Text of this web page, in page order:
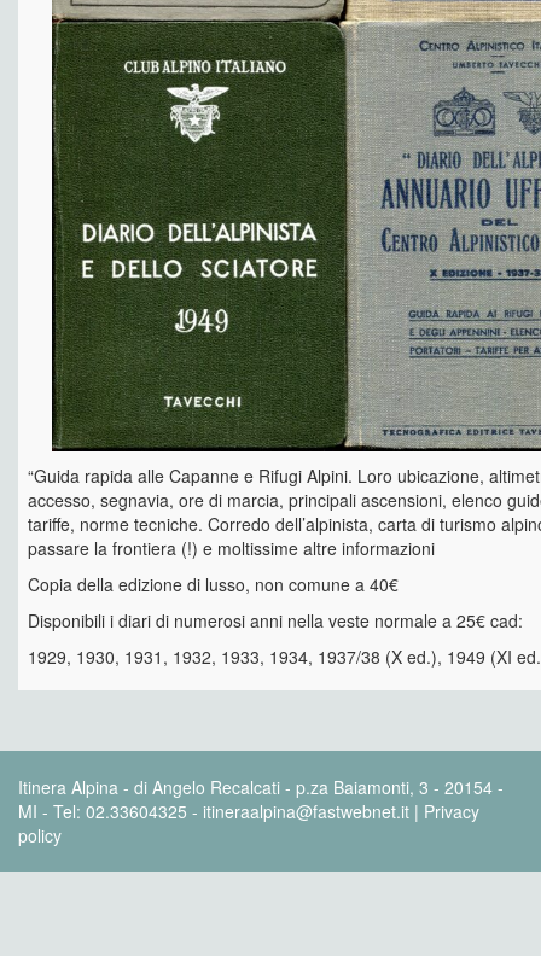
“Guida rapida alle Capanne e Rifugi Alpini. Loro ubicazione,
accesso, segnavia, ore di marcia, principali ascensioni, elenco
tariffe, norme tecniche. Corredo dell’alpinista, carta di turismo
passare la frontiera (!) e moltissime altre informazioni
Copia della edizione di lusso, non comune a 40€
Disponibili i diari di numerosi anni nella veste normale a 25€ cad:
1929, 1930, 1931, 1932, 1933, 1934, 1937/38 (X ed.), 1949 (XI
Itinera Alpina - di Angelo Recalcati - p.za Baiamonti, 3 - 20154 -
MI - Tel: 02.33604325 - itineraalpina@fastwebnet.it | Privacy
policy